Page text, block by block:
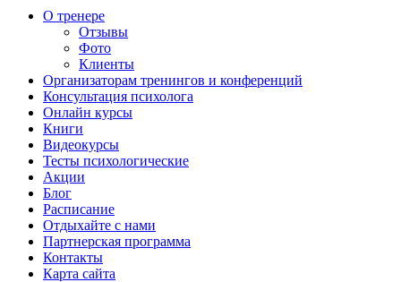
О тренере
Отзывы
Фото
Клиенты
Организаторам тренингов и конференций
Консультация психолога
Онлайн курсы
Книги
Видеокурсы
Тесты психологические
Акции
Блог
Расписание
Отдыхайте с нами
Партнерская программа
Контакты
Карта сайта